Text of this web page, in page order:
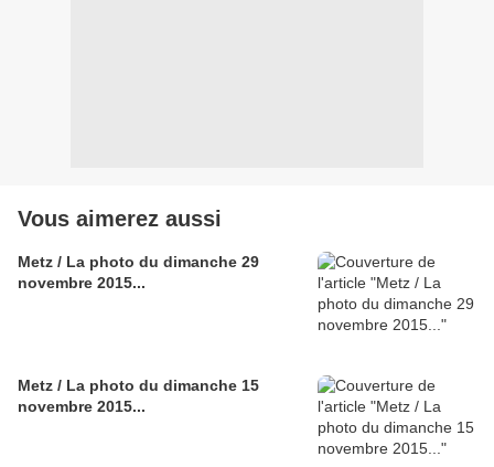
Vous aimerez aussi
Metz / La photo du dimanche 29
novembre 2015...
Metz / La photo du dimanche 15
novembre 2015...